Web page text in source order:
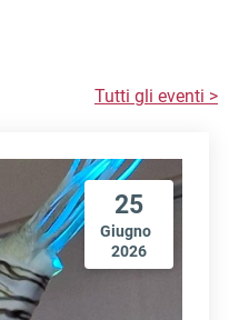
Tutti gli eventi >
25
Giugno
2026